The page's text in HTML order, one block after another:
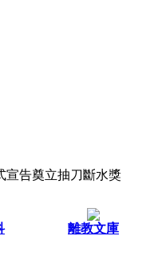
宣告奠立抽刀斷水獎
離教文庫